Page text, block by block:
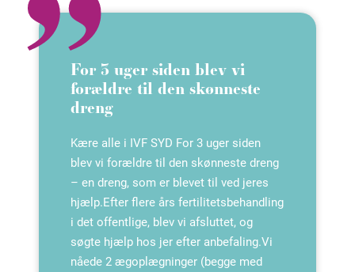
For 3 uger siden blev vi
forældre til den skønneste
dreng
Kære alle i IVF SYD For 3 uger siden
blev vi forældre til den skønneste dreng
– en dreng, som er blevet til ved jeres
hjælp.Efter flere års fertilitetsbehandling
i det offentlige, blev vi afsluttet, og
søgte hjælp hos jer efter anbefaling.Vi
nåede 2 ægoplægninger (begge med